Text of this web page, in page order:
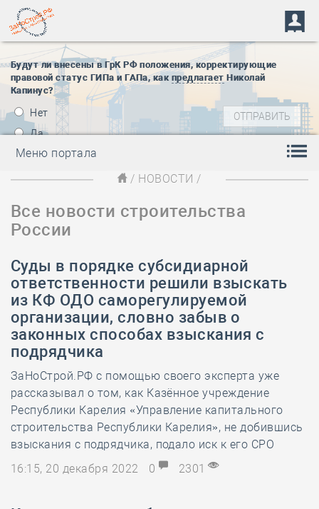
Будут ли внесены в ГрК РФ положения, корректирующие
правовой статус ГИПа и ГАПа, как предлагает Николай
Капинус?
Нет
Да
Меню портала
/ НОВОСТИ /
Все новости строительства
России
Суды в порядке субсидиарной
ответственности решили взыскать
из КФ ОДО саморегулируемой
организации, словно забыв о
законных способах взыскания с
подрядчика
ЗаНоСтрой.РФ с помощью своего эксперта уже
рассказывал о том, как Казённое учреждение
Республики Карелия «Управление капитального
строительства Республики Карелия», не добившись
взыскания с подрядчика, подало иск к его СРО
16:15, 20 декабря 2022
0 2301